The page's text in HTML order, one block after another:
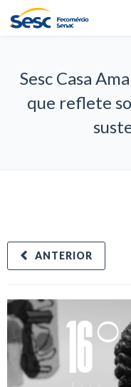
Sesc Casa
que reflete
ANTERIOR